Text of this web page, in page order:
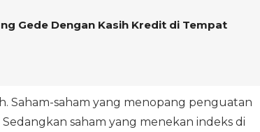
Gede Dengan Kasih Kredit di Tempat
Saham-saham yang menopang penguatan
Sedangkan saham yang menekan indeks di